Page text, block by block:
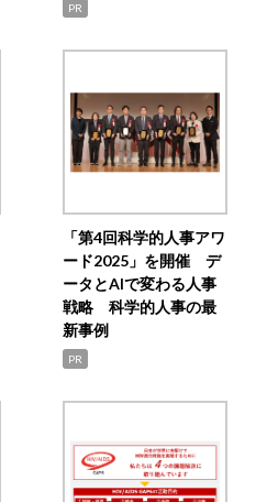
PR
「第4回科学的人事アワ
ード2025」を開催 デ
ータとAIで変わる人事
戦略 科学的人事の最
新事例
PR